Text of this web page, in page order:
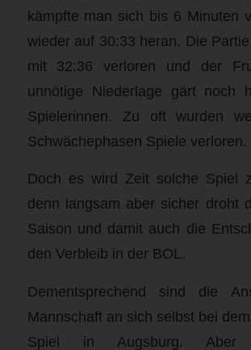
kämpfte man sich bis 6 Minuten
wieder auf 30:33 heran. Die
mit 32:36 verloren und der
unnötige Niederlage gärt noch
Spielerinnen. Zu oft wurden
Schwächephasen Spiele verloren.
Doch es wird Zeit solche Spiel
denn langsam aber sicher droht
Saison und damit auch die
den Verbleib in der BOL.
Dementsprechend sind die
Mannschaft an sich selbst bei
Spiel in Augsburg.